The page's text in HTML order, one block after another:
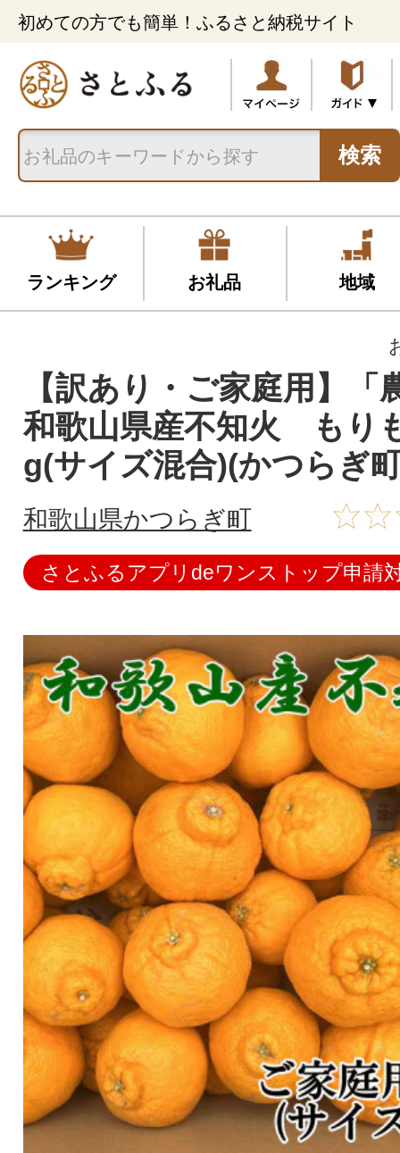
初めての方でも簡単！ふるさと納税サイト
検索
ランキング お礼品 地域
【訳あり・ご家庭用】「
和歌山県産不知火 もり
g(サイズ混合)(かつらぎ
和歌山県かつらぎ町
さとふるアプリdeワンストップ申請